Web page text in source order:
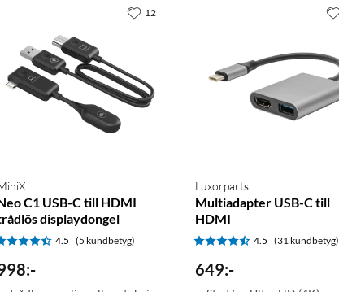
C1 USB-C till HDMI
displaydongel
4.5 (5 kundbetyg)
:-
12
Luxorparts
Multiadapter USB-C till
HDMI
4.5 (31 kundbetyg)
649:-